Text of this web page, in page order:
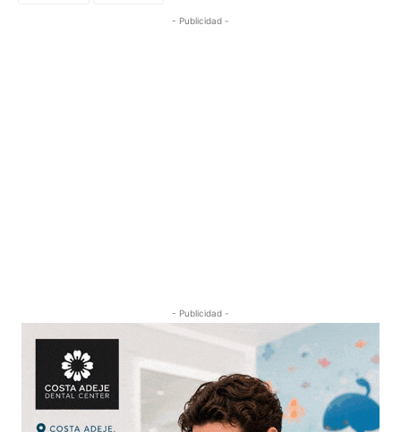
- Publicidad -
- Publicidad -